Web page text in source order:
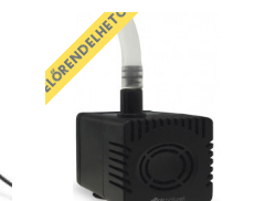
ELŐRENDELHETŐ